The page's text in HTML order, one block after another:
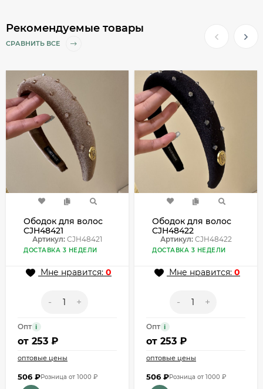
Рекомендуемые товары
СРАВНИТЬ ВСЕ
Ободок для волос
CJH48421
Артикул: CJH48421
ДОСТАВКА 3 НЕДЕЛИ
Мне нравится: 0
- +
Опт i
от 253 ₽
оптовые цены
506 ₽Розница от 1000 ₽
Ободок для волос
CJH48422
Артикул:CJH48422
ДОСТАВКА 3 НЕДЕЛИ
Мне нравится: 0
- +
Опт i
от 253 ₽
оптовые цены
506 ₽Розница от 1000 ₽